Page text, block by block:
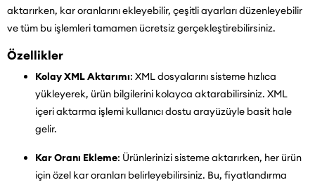
aktarırken, kar oranlarını ekleyebilir, çeşitli ayarları düzenleyebilir
ve tüm bu işlemleri tamamen ücretsiz gerçekleştirebilirsiniz.
Özellikler
Kolay XML Aktarımı: XML dosyalarını sisteme hızlıca
yükleyerek, ürün bilgilerini kolayca aktarabilirsiniz. XML
içeri aktarma işlemi kullanıcı dostu arayüzüyle basit hale
gelir.
Kar Oranı Ekleme: Ürünlerinizi sisteme aktarırken, her ürün
için özel kar oranları belirleyebilirsiniz. Bu, fiyatlandırma